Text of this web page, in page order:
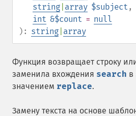
string array $subject ,
int &$count = null
): string array
Функция возвращает строку
заменила вхождения search в
значением replace.
Замену текста на основе